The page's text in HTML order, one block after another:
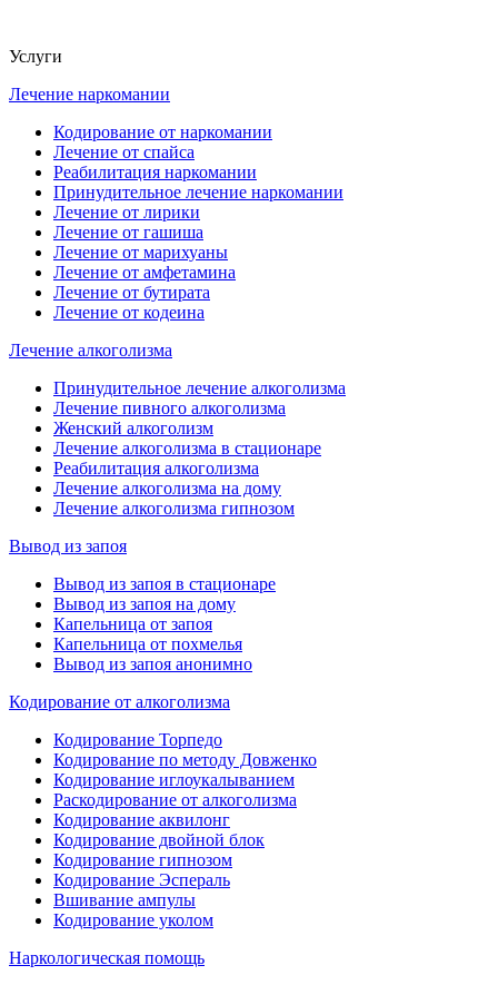
Услуги
Лечение наркомании
Кодирование от наркомании
Лечение от спайса
Реабилитация наркомании
Принудительное лечение наркомании
Лечение от лирики
Лечение от гашиша
Лечение от марихуаны
Лечение от амфетамина
Лечение от бутирата
Лечение от кодеина
Лечение алкоголизма
Принудительное лечение алкоголизма
Лечение пивного алкоголизма
Женский алкоголизм
Лечение алкоголизма в стационаре
Реабилитация алкоголизма
Лечение алкоголизма на дому
Лечение алкоголизма гипнозом
Вывод из запоя
Вывод из запоя в стационаре
Вывод из запоя на дому
Капельница от запоя
Капельница от похмелья
Вывод из запоя анонимно
Кодирование от алкоголизма
Кодирование Торпедо
Кодирование по методу Довженко
Кодирование иглоукалыванием
Раскодирование от алкоголизма
Кодирование аквилонг
Кодирование двойной блок
Кодирование гипнозом
Кодирование Эспераль
Вшивание ампулы
Кодирование уколом
Наркологическая помощь